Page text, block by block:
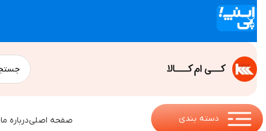
دسته بندی صفحه اصلیدرباره ما